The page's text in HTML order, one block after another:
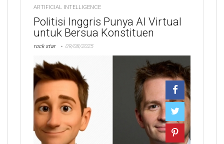
ARTIFICIAL INTELLIGENCE
Politisi Inggris Punya AI Virtual
untuk Bersua Konstituen
rock star 09/08/2025